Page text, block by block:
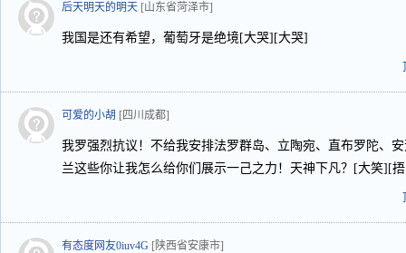
后天明天的明天 [山东省菏泽市]
我国是还有希望，葡萄牙是绝境[大哭][大哭]
可爱的小胡 [四川成都]
我罗强烈抗议！不给我安排法罗群岛、立陶宛、直布罗陀、
兰这些你让我怎么给你们展示一己之力！天神下凡？[大笑][
有态度网友0iuv4G [陕西省安康市]